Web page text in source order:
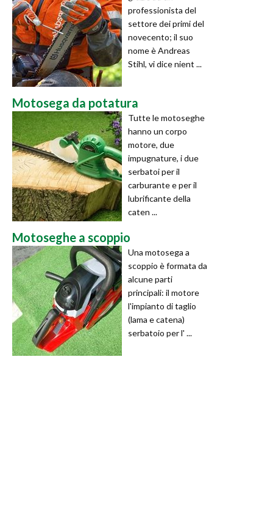
professionista del
settore dei primi del
novecento; il suo
nome è Andreas
Stihl, vi dice nient ...
Motosega da potatura
Tutte le motoseghe
hanno un corpo
motore, due
impugnature, i due
serbatoi per il
carburante e per il
lubrificante della
caten ...
Motoseghe a scoppio
Una motosega a
scoppio è formata da
alcune parti
principali: il motore
l'impianto di taglio
(lama e catena)
serbatoio per l' ...